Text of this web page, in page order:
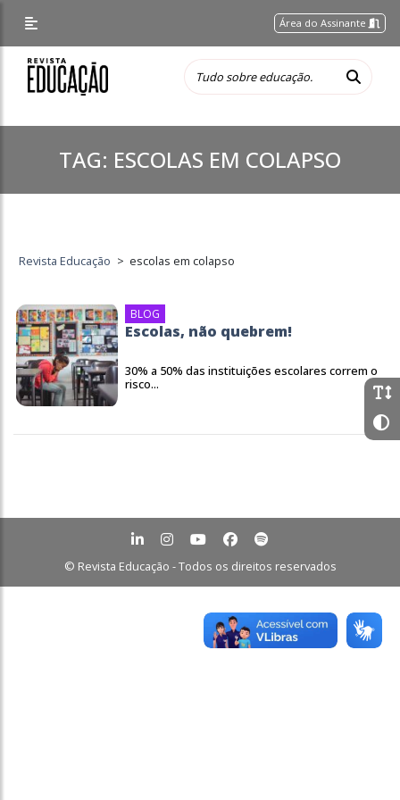
Área do Assinante
TAG: ESCOLAS EM COLAPSO
Revista Educação > escolas em colapso
BLOG
Escolas, não quebrem!
30% a 50% das instituições escolares correm o
risco...
© Revista Educação - Todos os direitos reservados